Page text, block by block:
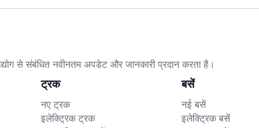
से संबंधित नवीनतम अपडेट और जानकारी प्रदान करता है।
ट्रक
नए ट्रक
इलेक्ट्रिक ट्रक
बसें
नई बसें
इलेक्ट्रिक बसें